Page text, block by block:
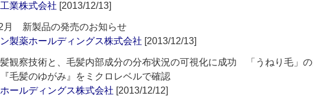
業株式会社 [2013/12/13]
月 新製品の発売のお知らせ
製薬ホールディングス株式会社 [2013/12/13]
観察技術と、毛髪内部成分の分布状況の可視化に成功 「うねり毛」
毛髪のゆがみ』をミクロレベルで確認
ールディングス株式会社 [2013/12/12]